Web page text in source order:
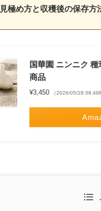
極め方と収穫後の保存方
国華園 ニンニク
商品
¥3,450 （2026/05/28 08:48